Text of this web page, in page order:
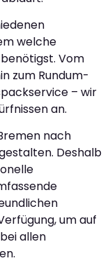
welche
Vom
zum Rundum-
– wir
an.
nach
Deshalb
um auf
allen